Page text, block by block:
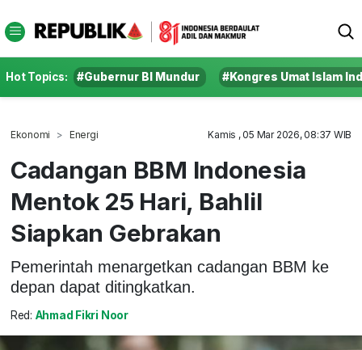
Hot Topics: #Gubernur BI Mundur #Kongres Umat Islam
Ekonomi Energi Kamis , 05 Mar 2026, 08:37 WIB
Cadangan BBM Indonesia
Mentok 25 Hari, Bahlil
Siapkan Gebrakan
Pemerintah menargetkan cadangan BBM ke
depan dapat ditingkatkan.
Red: Ahmad Fikri Noor